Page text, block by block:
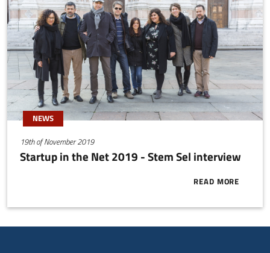
NEWS
19th of November 2019
Startup in the Net 2019 - Stem Sel interview
READ MORE
ABOUT